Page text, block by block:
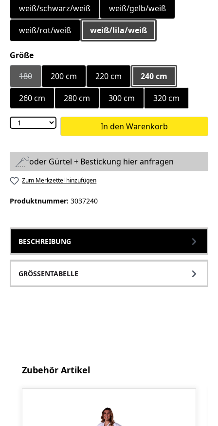
weiß/schwarz/weiß
weiß/gelb/weiß
weiß/rot/weiß weiß/lila/weiß
Größeauswählen
180(Diese Option ist zurzeit nicht verfügbar.)
200 cm 220 cm 240 cm
260 cm 280 cm 300 cm 320 cm
In den Warenkorb
oder Gürtel + Bestickung hier anfragen
Zum Merkzettel hinzufügen
Produktnummer: 3037240
BESCHREIBUNG
GRÖSSENTABELLE
Produktgalerie überspringen
Zubehör Artikel